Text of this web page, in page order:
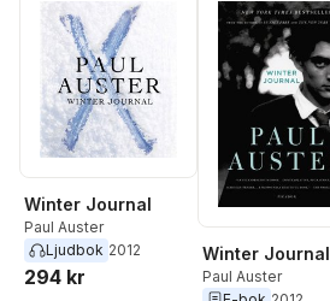
Winter Journal
Paul Auster
Ljudbok 2012
294 kr
Winter Journal
Paul Auster